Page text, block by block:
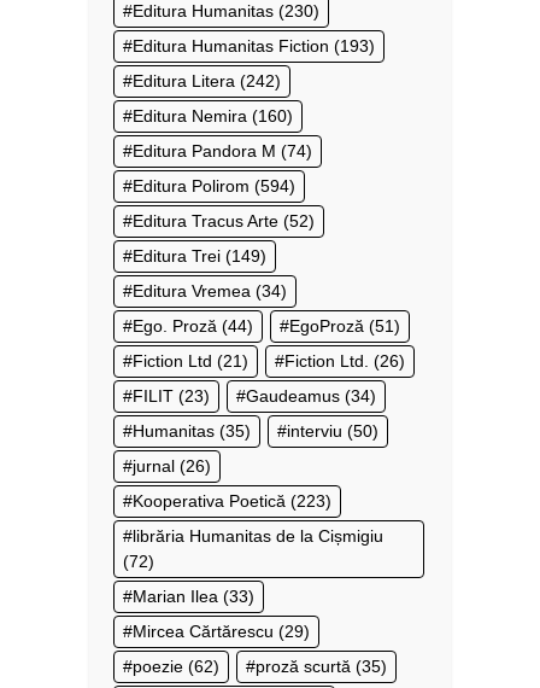
Editura Humanitas (230)
Editura Humanitas Fiction (193)
Editura Litera (242)
Editura Nemira (160)
Editura Pandora M (74)
Editura Polirom (594)
Editura Tracus Arte (52)
Editura Trei (149)
Editura Vremea (34)
Ego. Proză (44) EgoProză (51)
Fiction Ltd (21) Fiction Ltd. (26)
FILIT (23) Gaudeamus (34)
Humanitas (35) interviu (50)
jurnal (26)
Kooperativa Poetică (223)
librăria Humanitas de la Cișmigiu
(72)
Marian Ilea (33)
Mircea Cărtărescu (29)
poezie (62) proză scurtă (35)